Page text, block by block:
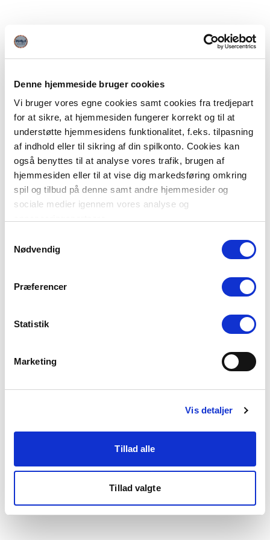
Denne hjemmeside bruger cookies
Vi bruger vores egne cookies samt cookies fra tredjepart
for at sikre, at hjemmesiden fungerer korrekt og til at
understøtte hjemmesidens funktionalitet, f.eks. tilpasning
af indhold eller til sikring af din spilkonto. Cookies kan
også benyttes til at analyse vores trafik, brugen af
hjemmesiden eller til at vise dig markedsføring omkring
spil og tilbud på denne samt andre hjemmesider og
sociale medier igennem vores analyse og
Du kan læse mere om vores brug af cookies under
"Detaljer" eller ved at klikke videre til vores Cookiepolitik,
Nødvendig
Præferencer
Statistik
Marketing
Vis detaljer
Tillad alle
Tillad valgte